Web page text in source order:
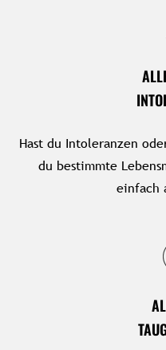
Hast du Intoleranzen
du bestimmte
einfach